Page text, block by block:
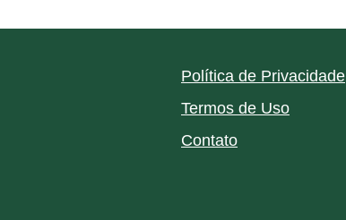
Política de Privacidade
Termos de Uso
Contato